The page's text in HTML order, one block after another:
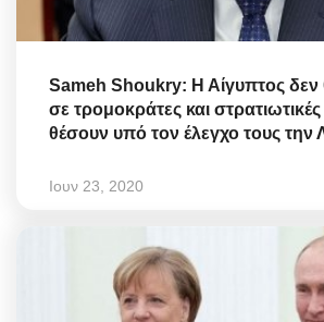
Sameh Shoukry: Η Αίγυπτος δεν
σε τρομοκράτες και
θέσουν υπό τον έλεγχο τους την
Ιουν 23, 2020